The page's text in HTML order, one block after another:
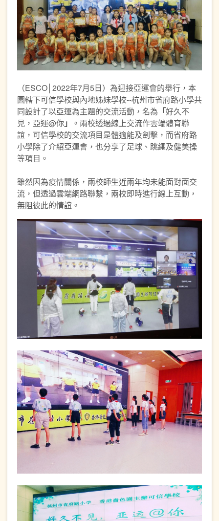
（ESCO│2022年7月5日）為迎接亞運會的舉行，本
園轄下可信學校與內地姊妹學校--杭州市省府路小學共
同設計了以亞運為主題的交流活動，名為 「好久不
見，亞運@你」
。兩校透過線上交流作雲端體育聯
誼，可信學校的交流項目是體適能及劍撃，而省府路
小學除了介紹亞運會，也分享了足球、跳繩及健美操
等項目。
雖然因為疫情關係，兩校師生近兩年均未能面對面交
流，但透過雲端網路聯繫，兩校即時進行線上互動，
無阻彼此的情誼。